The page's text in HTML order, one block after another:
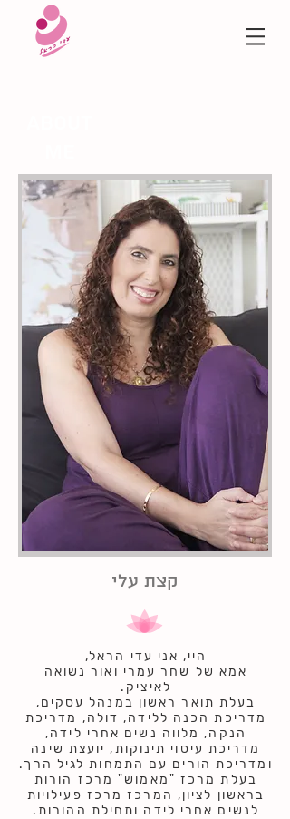
קצת עלי
היי, אני עדי הראל,
אמא של שחר עמרי ואור נשואה
לאיציק.
בעלת תואר ראשון במנהל עסקים,
מדריכת הכנה ללידה, דולה, מדריכת
הנקה, מלווה נשים אחרי לידה,
מדריכת עיסוי תינוקות, יועצת שינה
ומדריכת הורים עם התמחות לגיל הרך.
בעלת מרכז "מאמוש" מרכז הורות
בראשון לציון, המרכז מרכז פעילויות
לנשים אחרי לידה ותחילת ההורות.